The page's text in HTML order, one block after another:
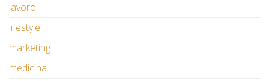
lavoro
lifestyle
marketing
medicina